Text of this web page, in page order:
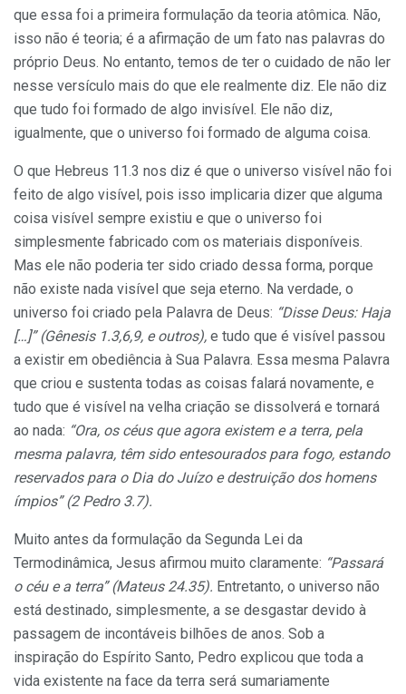
que essa foi a primeira formulação da teoria atômica. Não,
isso não é teoria; é a afirmação de um fato nas palavras do
próprio Deus. No entanto, temos de ter o cuidado de não ler
nesse versículo mais do que ele realmente diz. Ele não diz
que tudo foi formado de algo invisível. Ele não diz,
igualmente, que o universo foi formado de alguma coisa.
O que Hebreus 11.3 nos diz é que o universo visível não foi
feito de algo visível, pois isso implicaria dizer que alguma
coisa visível sempre existiu e que o universo foi
simplesmente fabricado com os materiais disponíveis.
Mas ele não poderia ter sido criado dessa forma, porque
não existe nada visível que seja eterno. Na verdade, o
universo foi criado pela Palavra de Deus: “Disse Deus: Haja
[…]” (Gênesis 1.3,6,9, e outros), e tudo que é visível passou
a existir em obediência à Sua Palavra. Essa mesma Palavra
que criou e sustenta todas as coisas falará novamente, e
tudo que é visível na velha criação se dissolverá e tornará
ao nada: “Ora, os céus que agora existem e a terra, pela
mesma palavra, têm sido entesourados para fogo, estando
reservados para o Dia do Juízo e destruição dos homens
ímpios” (2 Pedro 3.7).
Muito antes da formulação da Segunda Lei da
Termodinâmica, Jesus afirmou muito claramente: “Passará
o céu e a terra” (Mateus 24.35). Entretanto, o universo não
está destinado, simplesmente, a se desgastar devido à
passagem de incontáveis bilhões de anos. Sob a
inspiração do Espírito Santo, Pedro explicou que toda a
vida existente na face da terra será sumariamente